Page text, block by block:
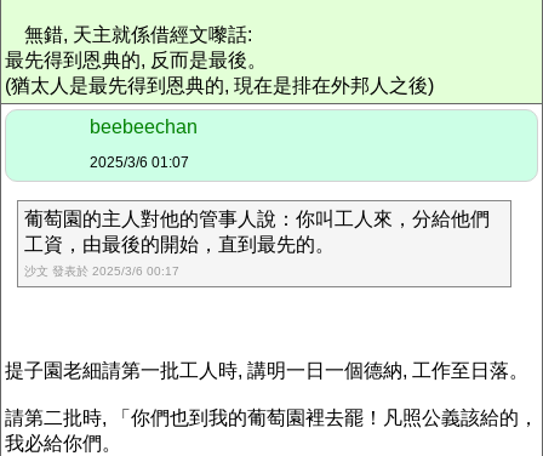
無錯, 天主就係借經文嚟話:
最先得到恩典的, 反而是最後。
(猶太人是最先得到恩典的, 現在是排在外邦人之後)
beebeechan
2025/3/6 01:07
葡萄園的主人對他的管事人說：你叫工人來，分給他們
工資，由最後的開始，直到最先的。
沙文 發表於 2025/3/6 00:17
提子園老細請第一批工人時, 講明一日一個德納, 工作至日落。
請第二批時, 「你們也到我的葡萄園裡去罷！凡照公義該給的，
我必給你們。